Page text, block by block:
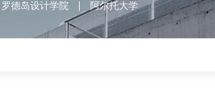
罗德岛设计学院 阿尔托大学